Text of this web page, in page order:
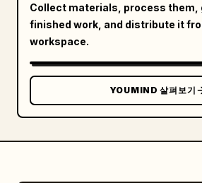
cut12: 매크로 샷. 손으로 뚜껑을
컵을 올려 무게를 잡음. 주변음: 뚜
cut13: 매크로 샷. NIPPON 컵 틈새
다 바람에 흩어짐. 주변음: 바람
cut14: 매크로 샷. 양손으로 봉지에
을 꺼내 쪼갬. 주변음: 젓가락 쪼개
cut15: 바로 위에서 본 매크로 샷.
Collect materials, process them,
finished work, and distribute it
workspace.
YOUMIND 살펴보기